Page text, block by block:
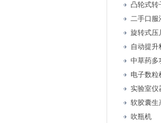
凸轮式转
二手口服
旋转式压
自动提升
中草药多
电子数粒
实验室仪
软胶囊生
吹瓶机